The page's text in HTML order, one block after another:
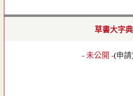
草書大字典
- 未公開 -(申請